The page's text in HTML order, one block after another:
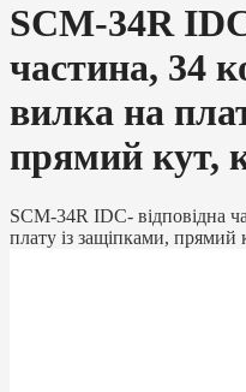
SCM-34R
частина, 34
вилка на
прямий кут,
SCM-34R IDC- відповідна
плату із защіпками, прямий